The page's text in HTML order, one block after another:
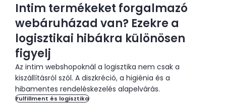
Intim termékeket forgalmazó
webáruházad van? Ezekre a
logisztikai hibákra különösen
figyelj
Az intim webshopoknál a logisztika nem csak a
kiszállításról szól. A diszkréció, a higiénia és a
hibamentes rendeléskezelés alapelvárás.
Fulfillment és logisztika